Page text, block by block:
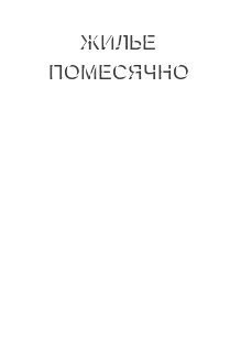
ЖИЛЬЕ
ПОМЕСЯЧНО